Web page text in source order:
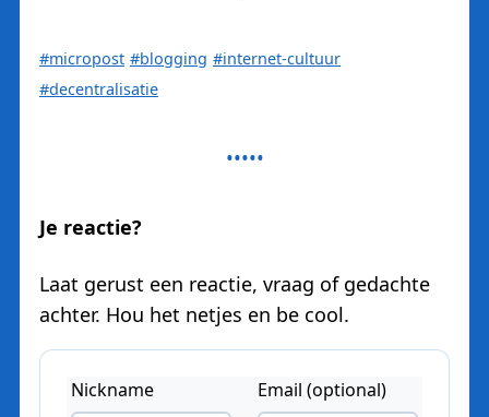
#micropost #blogging #internet-cultuur
#decentralisatie
Je reactie?
Laat gerust een reactie, vraag of gedachte
achter. Hou het netjes en be cool.